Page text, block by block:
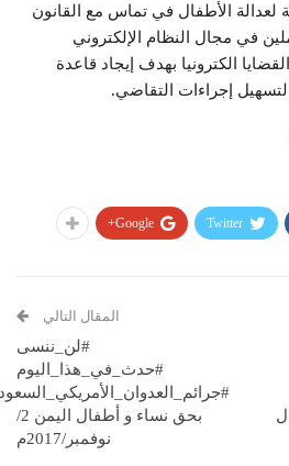
لعدالة الأطفال في تماس مع القانون
في مجال النظام الإلكتروني
الكترونيا بهدف إيجاد قاعدة
لتسهيل إجراءات التقاضي.
Twitter
Google+
المقال التالي
#لن_ننسى
#حدث_في_هذا_اليوم
بحق نساء و أطفال اليمن 2/
نوفمبر/2017م